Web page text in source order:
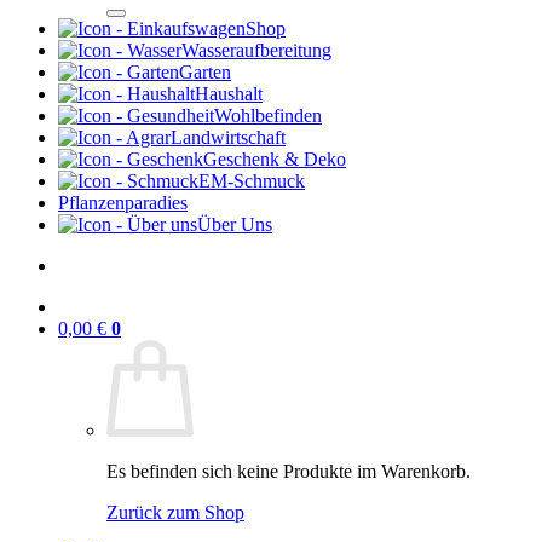
Shop
Wasseraufbereitung
Garten
Haushalt
Wohlbefinden
Landwirtschaft
Geschenk & Deko
EM-Schmuck
Pflanzenparadies
Über Uns
0,00 € 0
Es befinden sich keine Produkte im Warenkorb.
Zurück zum Shop